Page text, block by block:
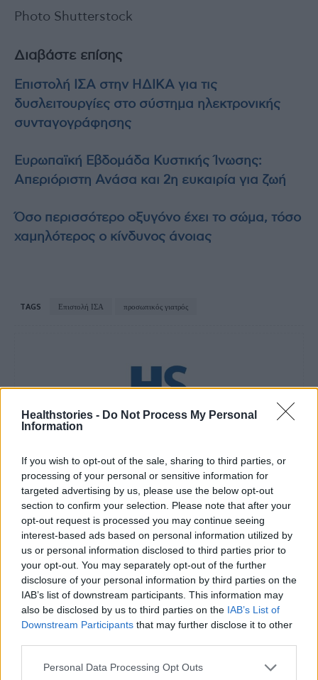
Healthstories - Do Not Process My Personal
Information
If you wish to opt-out of the sale, sharing to third parties, or
processing of your personal or sensitive information for
targeted advertising by us, please use the below opt-out
section to confirm your selection. Please note that after your
opt-out request is processed you may continue seeing
interest-based ads based on personal information utilized by
us or personal information disclosed to third parties prior to
your opt-out. You may separately opt-out of the further
disclosure of your personal information by third parties on the
IAB’s list of downstream participants. This information may
also be disclosed by us to third parties on the IAB’s List of
Downstream Participants that may further disclose it to other
Personal Data Processing Opt Outs
Photo Shutterstock
Διαβάστε επίσης
Επιστολή ΙΣΑ στην ΗΔΙΚΑ για τις
δυσλειτουργίες στο σύστημα ηλεκτρονικής
συνταγογράφησης
Ευρωπαϊκή Εβδομάδα Κυστικής Ίνωσης:
Απεριόριστη Ανάσα και 2η ευκαιρία για ζωή
Όσο περισσότερο οξυγόνο έχει το σώμα, τόσο
χαμηλότερος ο κίνδυνος άνοιας
TAGS Επιστολή ΙΣΑ προσωπικός γιατρός
Δείτε Ακόμη
συνεργασία δημοσίου και ιδιωτικού